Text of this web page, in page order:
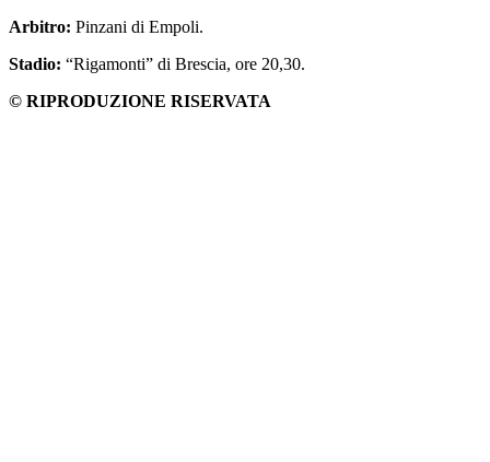
Arbitro: Pinzani di Empoli.
Stadio: “Rigamonti” di Brescia, ore 20,30.
© RIPRODUZIONE RISERVATA